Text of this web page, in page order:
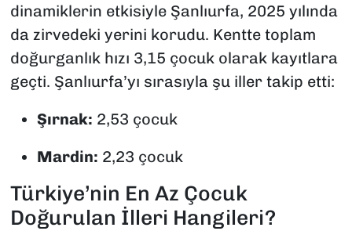
dinamiklerin etkisiyle Şanlıurfa, 2025 yılında
da zirvedeki yerini korudu. Kentte toplam
doğurganlık hızı 3,15 çocuk olarak kayıtlara
geçti. Şanlıurfa’yı sırasıyla şu iller takip etti:
Şırnak: 2,53 çocuk
Mardin: 2,23 çocuk
Türkiye’nin En Az Çocuk
Doğurulan İlleri Hangileri?